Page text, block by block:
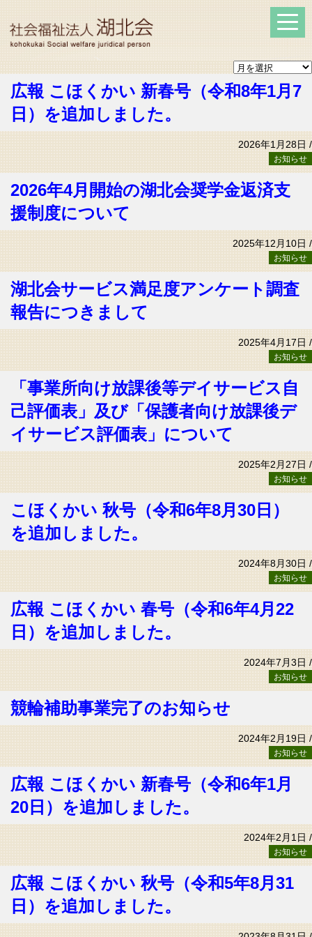
広報 こほくかい 新春号（令和8年1月7
日）を追加しました。
2026年1月28日 /
お知らせ
2026年4月開始の湖北会奨学金返済支
援制度について
2025年12月10日 /
お知らせ
湖北会サービス満足度アンケート調査
報告につきまして
2025年4月17日 /
お知らせ
「事業所向け放課後等デイサービス自
己評価表」及び「保護者向け放課後デ
イサービス評価表」について
2025年2月27日 /
お知らせ
こほくかい 秋号（令和6年8月30日）
を追加しました。
2024年8月30日 /
お知らせ
広報 こほくかい 春号（令和6年4月22
日）を追加しました。
2024年7月3日 /
お知らせ
競輪補助事業完了のお知らせ
2024年2月19日 /
お知らせ
広報 こほくかい 新春号（令和6年1月
20日）を追加しました。
2024年2月1日 /
お知らせ
広報 こほくかい 秋号（令和5年8月31
日）を追加しました。